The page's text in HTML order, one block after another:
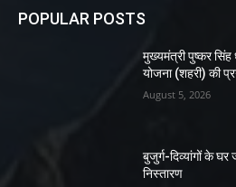
POPULAR POSTS
मुख्यमंत्री पुष्कर सिंह
योजना (शहरी) की
August 5, 2026
बुजुर्ग-दिव्यांगों के
निस्तारण